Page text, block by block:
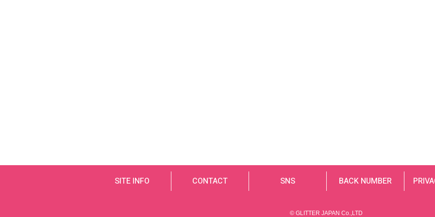
SITE INFO CONTACT SNS BACK NUMBER
© GLITTER JAPAN Co.,LTD